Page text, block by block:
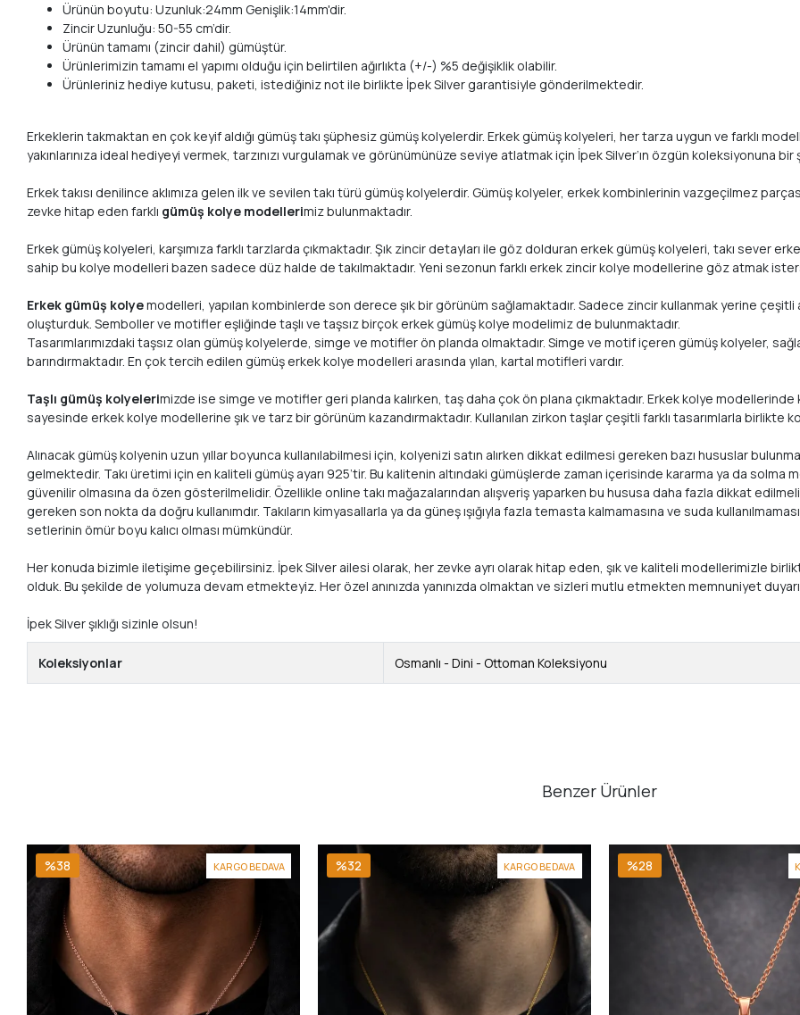
Ürünün boyutu: Uzunluk:24mm Genişlik:14mm'dir.
Zincir Uzunluğu: 50-55 cm’dir.
Ürünün tamamı (zincir dahil) gümüştür.
Ürünlerimizin tamamı el yapımı olduğu için belirtilen ağırlıkta (+/-) %5 değişiklik olabilir.
Ürünleriniz hediye kutusu, paketi, istediğiniz not ile birlikte İpek Silver garantisiyle gönderilmektedir.
Erkeklerin takmaktan en çok keyif aldığı gümüş takı şüphesiz gümüş kolyelerdir. Erkek gümüş kolyeleri, her tarza uygun ve farklı
yakınlarınıza ideal hediyeyi vermek, tarzınızı vurgulamak ve görünümünüze seviye atlatmak için İpek Silver’ın özgün koleksiyonuna
Erkek takısı denilince aklımıza gelen ilk ve sevilen takı türü gümüş kolyelerdir. Gümüş kolyeler, erkek kombinlerinin vazgeçilmez
zevke hitap eden farklı gümüş kolye modellerimiz bulunmaktadır.
Erkek gümüş kolyeleri, karşımıza farklı tarzlarda çıkmaktadır. Şık zincir detayları ile göz dolduran erkek gümüş kolyeleri, takı sever
sahip bu kolye modelleri bazen sadece düz halde de takılmaktadır. Yeni sezonun farklı erkek zincir kolye modellerine göz atmak
Erkek gümüş kolyemodelleri, yapılan kombinlerde son derece şık bir görünüm sağlamaktadır. Sadece zincir kullanmak yerine
oluşturduk. Semboller ve motifler eşliğinde taşlı ve taşsız birçok erkek gümüş kolye modelimiz de bulunmaktadır.
Tasarımlarımızdaki taşsız olan gümüş kolyelerde, simge ve motifler ön planda olmaktadır. Simge ve motif içeren gümüş kolyeler,
barındırmaktadır. En çok tercih edilen gümüş erkek kolye modelleri arasında yılan, kartal motifleri vardır.
Taşlı gümüş kolyelerimizde ise simge ve motifler geri planda kalırken, taş daha çok ön plana çıkmaktadır. Erkek kolye modellerinde
sayesinde erkek kolye modellerine şık ve tarz bir görünüm kazandırmaktadır. Kullanılan zirkon taşlar çeşitli farklı tasarımlarla birlikte
Alınacak gümüş kolyenin uzun yıllar boyunca kullanılabilmesi için, kolyenizi satın alırken dikkat edilmesi gereken bazı hususlar
gelmektedir. Takı üretimi için en kaliteli gümüş ayarı 925’tir. Bu kalitenin altındaki gümüşlerde zaman içerisinde kararma ya da solma
güvenilir olmasına da özen gösterilmelidir. Özellikle online takı mağazalarından alışveriş yaparken bu hususa daha fazla dikkat
gereken son nokta da doğru kullanımdır. Takıların kimyasallarla ya da güneş ışığıyla fazla temasta kalmamasına ve suda
setlerinin ömür boyu kalıcı olması mümkündür.
Her konuda bizimle iletişime geçebilirsiniz. İpek Silver ailesi olarak, her zevke ayrı olarak hitap eden, şık ve kaliteli modellerimizle
olduk. Bu şekilde de yolumuza devam etmekteyiz. Her özel anınızda yanınızda olmaktan ve sizleri mutlu etmekten memnuniyet
İpek Silver şıklığı sizinle olsun!
Koleksiyonlar Osmanlı - Dini - Ottoman Koleksiyonu
Benzer Ürünler
KARGO BEDAVA
%38 KARGO BEDAVA
%32 %28